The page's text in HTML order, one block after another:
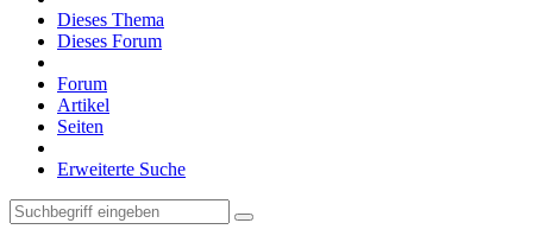
Dieses Thema
Dieses Forum
Forum
Artikel
Seiten
Erweiterte Suche